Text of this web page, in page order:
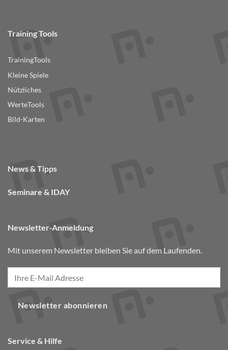
Training Tools
TrainingTools
Kleine Spiele
Nützliches
WerteTools
Bild-Karten
News & Tipps
Seminare & IDAY
Newsletter-Anmeldung
Mit unserem Newsletter bleiben Sie auf dem Laufenden.
Newsletter abonnieren
Service & Hilfe